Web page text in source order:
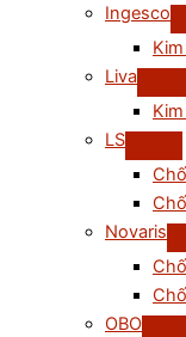
Ingesco
Liva
LS
Novaris
OBO